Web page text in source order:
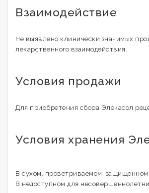
Взаимодействие
Не выявлено клинически значимых
лекарственного взаимодействия.
Условия продажи
Для приобретения сбора Элекасол
Условия хранения
В сухом, проветриваемом, защищенном
В недоступном для